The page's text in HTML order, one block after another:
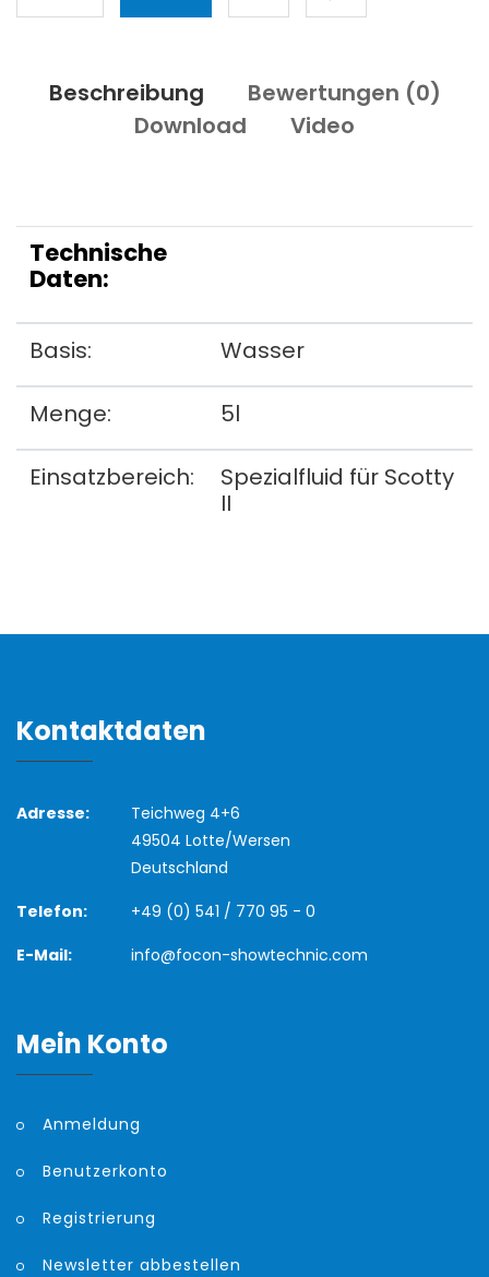
Beschreibung Bewertungen (0)
Download
Video
Technische
Daten:
Basis: Wasser
Menge: 5l
Einsatzbereich:
Spezialfluid für Scotty
II
Kontaktdaten
Adresse:
Teichweg 4+6
49504 Lotte/Wersen
Deutschland
Telefon:
+49 (0) 541 / 770 95 - 0
E-Mail:
info@focon-showtechnic.com
Mein Konto
Anmeldung
Benutzerkonto
Registrierung
Newsletter abbestellen